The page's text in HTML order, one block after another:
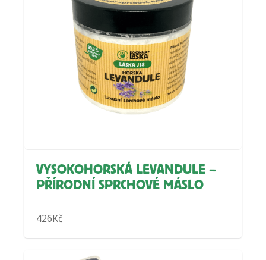
VYSOKOHORSKÁ LEVANDULE –
PŘÍRODNÍ SPRCHOVÉ MÁSLO
426Kč